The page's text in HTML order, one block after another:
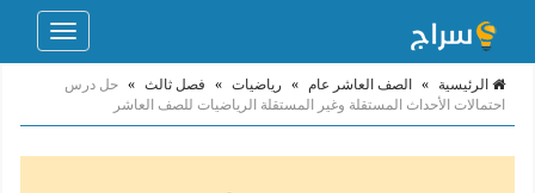
Toggle
الرئيسية » الصف العاشر عام » رياضيات » فصل ثالث » حل درس
احتمالات الأحداث المستقلة وغير المستقلة الرياضيات للصف العاشر